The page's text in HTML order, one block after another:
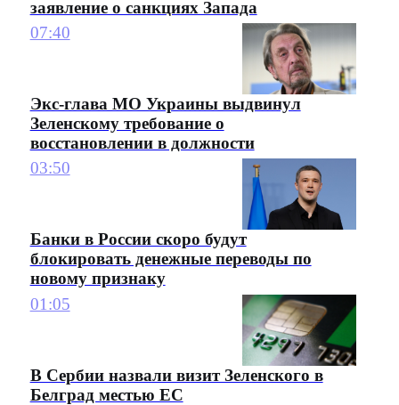
заявление о санкциях Запада
07:40
Экс-глава МО Украины выдвинул
Зеленскому требование о
восстановлении в должности
03:50
Банки в России скоро будут
блокировать денежные переводы по
новому признаку
01:05
В Сербии назвали визит Зеленского в
Белград местью ЕС